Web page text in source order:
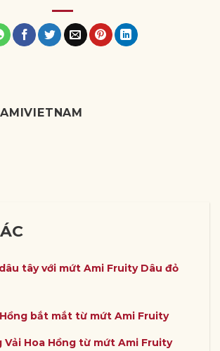
AMIVIETNAM
tây với mứt Ami Fruity Dâu đỏ
bắt mắt từ mứt Ami Fruity
Vải Hoa Hồng từ mứt Ami Fruity